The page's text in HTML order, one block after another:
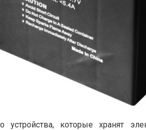
устройства, которые хранят